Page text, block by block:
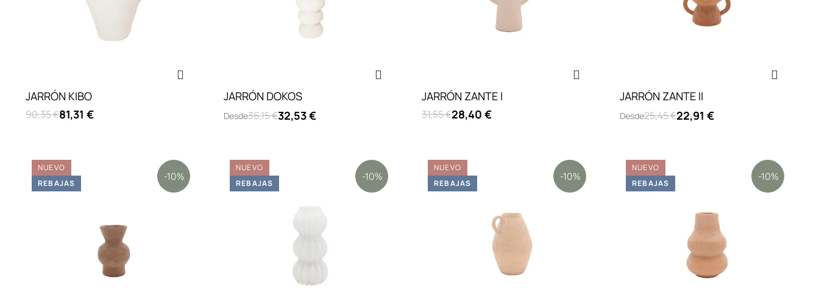
JARRÓN KIBO
90,35 €81,31 €
JARRÓN DOKOS
Desde36,15 €32,53 €
JARRÓN ZANTE I
31,55 €28,40 €
JARRÓN ZANTE II
Desde25,45 €22,91 €
NUEVO
-10%
REBAJAS
NUEVO
-10%
REBAJAS
NUEVO
-10%
REBAJAS
NUEVO
-10%
REBAJAS